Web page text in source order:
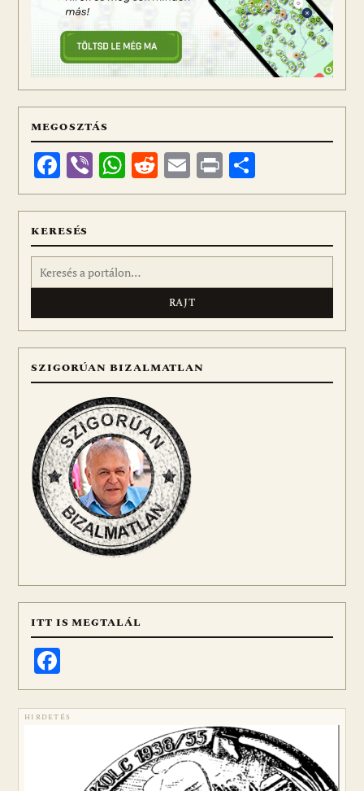
MEGOSZTÁS
Facebook
ViberWhatsApp
Reddit
Email
Print
meg
KERESÉS
Keresés:
SZIGORÚAN BIZALMATLAN
ITT IS MEGTALÁL
HIRDETÉS